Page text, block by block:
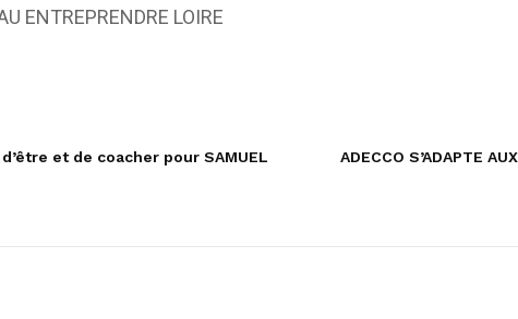
ENTREPRENDRE LOIRE
et de coacher pour SAMUEL
ADECCO S’ADAPTE